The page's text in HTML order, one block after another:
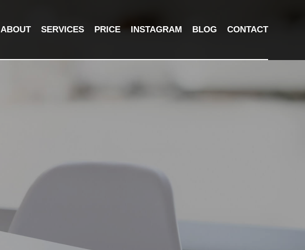
ABOUT SERVICES PRICE INSTAGRAM BLOG CONTACT